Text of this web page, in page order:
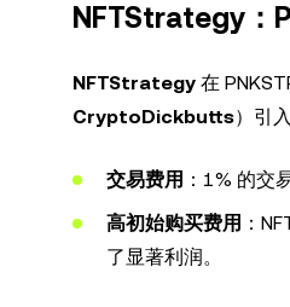
NFTStrategy：
NFTStrategy 在
CryptoDickbutts）引
交易费用 ：1% 的交
高初始购买费用 ：
了显著利润。